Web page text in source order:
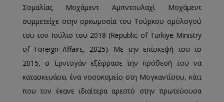
Σομαλίας Μοχάμεντ Αμπντουλαχί Μοχάμεντ
συμμετείχε στην ορκωμοσία του Τούρκου ομόλογού
του τον Ιούλιο του 2018 (Republic of Türkiye Ministry
of Foreign Affairs, 2025). Με την επίσκεψή του το
2015, ο Ερντογάν εξέφρασε την πρόθεσή του να
κατασκευάσει ένα νοσοκομείο στη Μογκαντίσου, κάτι
που τον έκανε ιδιαίτερα αρεστό στην πρωτεύουσα